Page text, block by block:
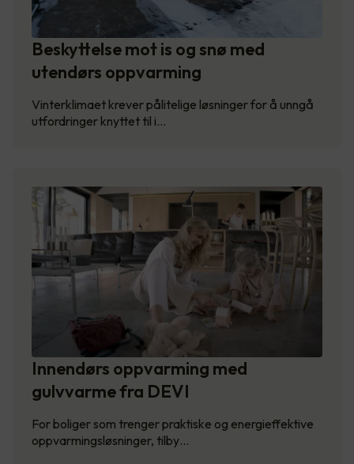
Beskyttelse mot is og snø med
utendørs oppvarming
Vinterklimaet krever pålitelige løsninger for å unngå
utfordringer knyttet til i…
Innendørs oppvarming med
gulvvarme fra DEVI
For boliger som trenger praktiske og energieffektive
oppvarmingsløsninger, tilby…